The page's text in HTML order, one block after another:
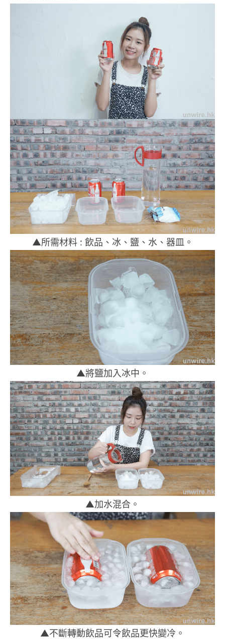
▲所需材料 : 飲品、冰、鹽、水、器皿。
▲將鹽加入冰中。
▲加水混合。
▲不斷轉動飲品可令飲品更快變冷。